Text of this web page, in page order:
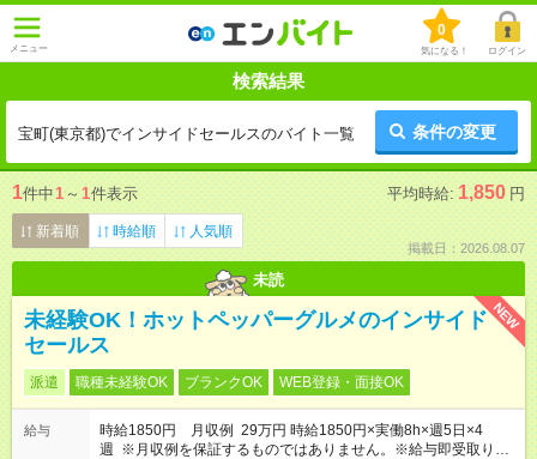
メニュー
0
気になる！ ログイン
検索結果
宝町(東京都)でインサイドセールスのバイト一覧 条件の変更
1件中1 ～ 1件表示 平均時給: 1,850 円
新着順 時給順 人気順
掲載日：2026.08.07
未読
NEW
未経験OK！ホットペッパーグルメのインサイド
セールス
派遣 職種未経験OK ブランクOK WEB登録・面接OK
給与
時給1850円 月収例 29万円 時給1850円×実働8h×週5日×4
週 ※月収例を保証するものではありません。※給与即受取りサ